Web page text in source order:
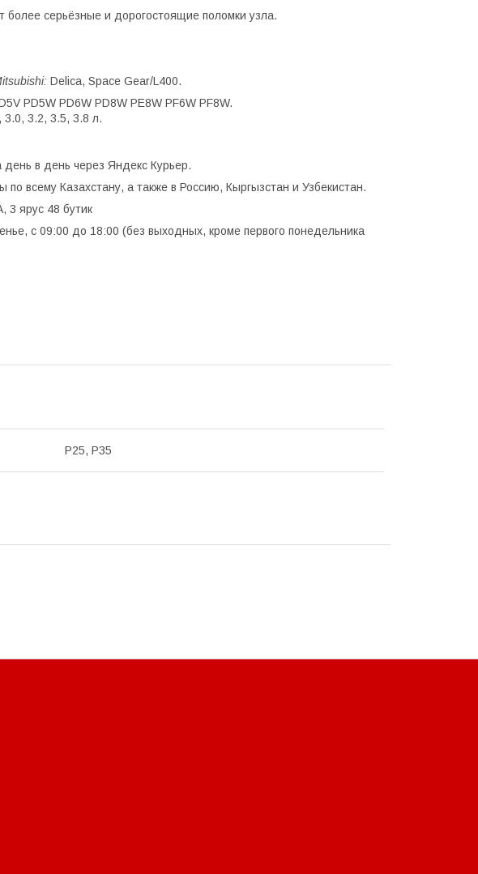
серьёзные и дорогостоящие поломки узла.
Delica, Space Gear/L400.
PD5W PD6W PD8W PE8W PF6W PF8W.
3.0, 3.2, 3.5, 3.8 л.
день в день через Яндекс Курьер.
по всему Казахстану, а также в Россию, Кыргызстан и Узбекистан.
3 ярус 48 бутик
с 09:00 до 18:00 (без выходных, кроме первого понедельника
P25, P35